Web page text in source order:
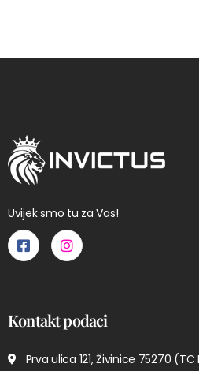
Uvijek smo tu za Vas!
Kontakt podaci
Prva ulica 121, Živinice 75270